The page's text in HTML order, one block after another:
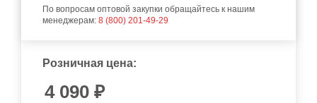
По вопросам оптовой закупки обращайтесь к нашим
менеджерам: 8 (800) 201-49-29
Розничная цена:
4 090 ₽